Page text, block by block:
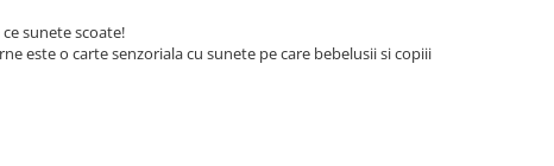
sunete scoate!
este o carte senzoriala cu sunete pe care bebelusii si copiii